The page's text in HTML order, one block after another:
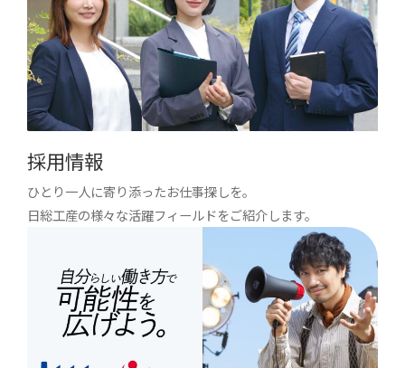
採用情報
ひとり一人に寄り添ったお仕事探しを。
日総工産の様々な活躍フィールドをご紹介します。